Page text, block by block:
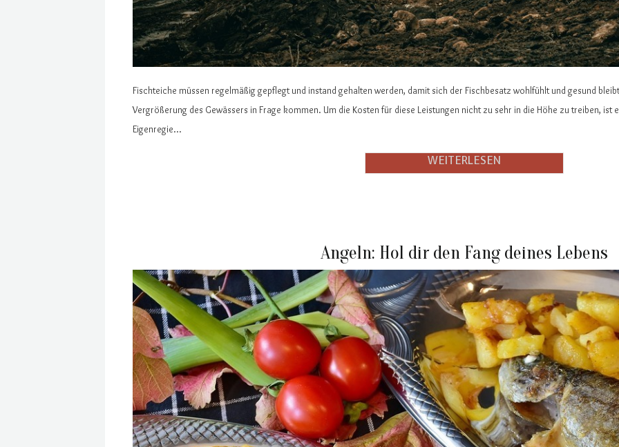
Fischteiche müssen regelmäßig gepflegt und instand gehalten werden, damit sich der Fischbesatz wohlfühlt und gesund
Vergrößerung des Gewässers in Frage kommen. Um die Kosten für diese Leistungen nicht zu sehr in die Höhe zu treiben, ist
Eigenregie…
Angeln: Hol dir den Fang deines Lebens